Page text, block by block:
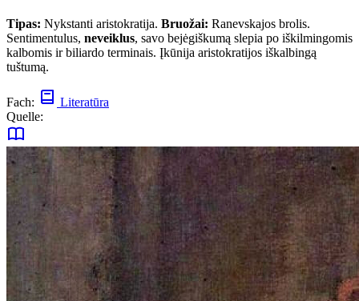
Tipas: Nykstanti aristokratija. Bruožai: Ranevskajos brolis.
Sentimentulus, neveiklus, savo bejėgiškumą slepia po iškilmingomis
kalbomis ir biliardo terminais. Įkūnija aristokratijos iškalbingą
tuštumą.
Fach:
Literatūra
Quelle: